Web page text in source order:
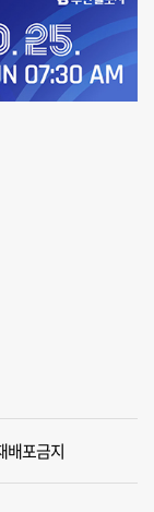
배포금지